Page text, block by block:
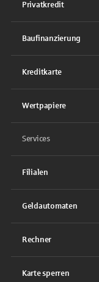
Privatkredit
Baufinanzierung
Kreditkarte
Wertpapiere
Services
Filialen
Geldautomaten
Rechner
Karte sperren